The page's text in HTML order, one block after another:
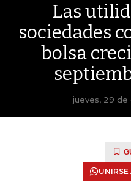
Las
sociedades
bolsa
jueves, 29